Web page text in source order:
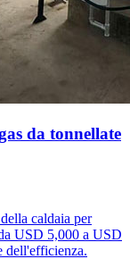
da tonnellate
caldaia per
USD 5,000 a USD
dell'efficienza.